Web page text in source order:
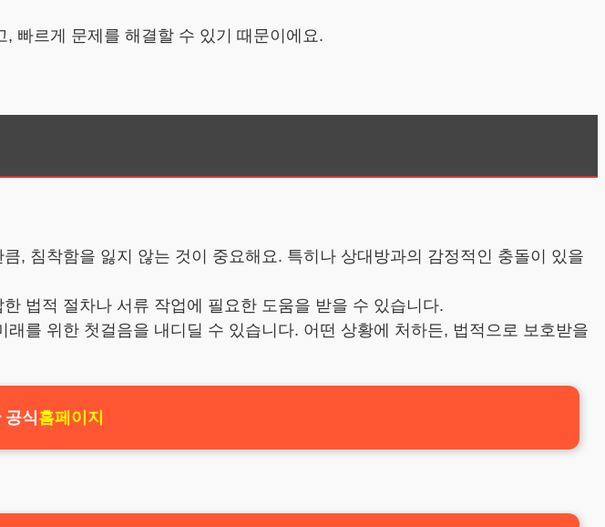
빠르게 문제를 해결할 수 있기 때문이에요.
, 침착함을 잃지 않는 것이 중요해요. 특히나 상대방과의 감정적인 충돌이 있을
법적 절차나 서류 작업에 필요한 도움을 받을 수 있습니다.
를 위한 첫걸음을 내디딜 수 있습니다. 어떤 상황에 처하든, 법적으로 보호받을
공식홈페이지